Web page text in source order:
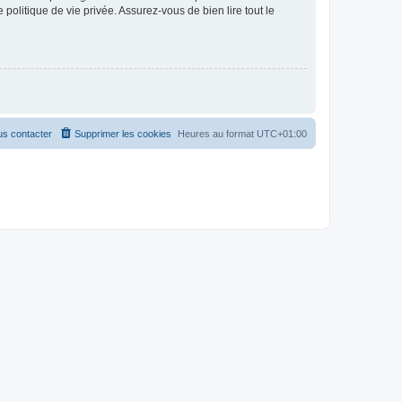
de vie privée. Assurez-vous de bien lire tout le
Heures au format UTC+01:00
Supprimer les cookies
contacter